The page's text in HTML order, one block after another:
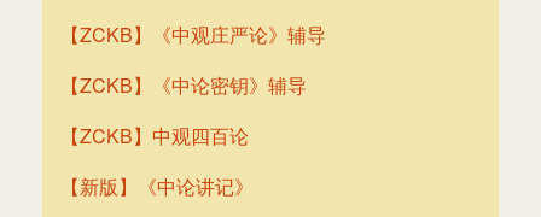
【ZCKB】《中观庄严论》辅导
【ZCKB】《中论密钥》辅导
【ZCKB】中观四百论
【新版】《中论讲记》